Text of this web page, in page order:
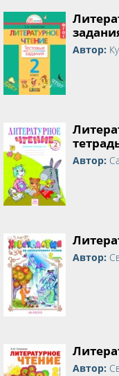
Автор:
Автор:
Автор:
Автор: